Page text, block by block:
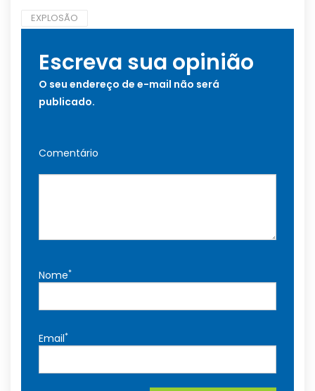
EXPLOSÃO
Escreva sua opinião
O seu endereço de e-mail não será
publicado.
Comentário
Nome*
Email*